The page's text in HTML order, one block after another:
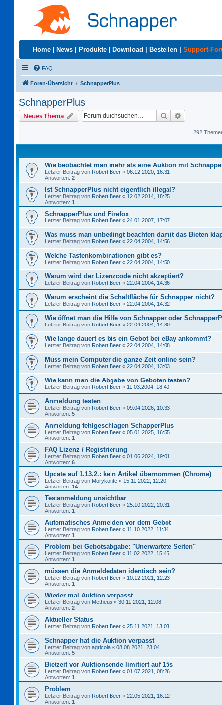
Home News Produkte Download Bestellen Support-
FAQ
Foren-Übersicht SchnapperPlus
SchnapperPlus
Neues Thema Suche
292
Wie beobachtet man mehr als eine Auktion mit
Letzter Beitrag von Robert Beer « 06.12.2020, 16:31
Antworten: 2
Ist SchnapperPlus nicht eigentlich illegal?
Letzter Beitrag von Robert Beer « 12.02.2014, 18:25
Antworten: 1
SchnapperPlus und Firefox
Letzter Beitrag von Robert Beer « 24.01.2007, 17:07
Was muss man unbedingt beachten damit das Bieten
Letzter Beitrag von Robert Beer « 22.04.2004, 14:56
Welche Tastenkombinationen gibt es?
Letzter Beitrag von Robert Beer « 22.04.2004, 14:50
Warum wird der Lizenzcode nicht akzeptiert?
Letzter Beitrag von Robert Beer « 22.04.2004, 14:36
Warum erscheint die Schaltfläche für Schnapper nicht?
Letzter Beitrag von Robert Beer « 22.04.2004, 14:32
Wie öffnet man die Hilfe von Schnapper oder
Letzter Beitrag von Robert Beer « 22.04.2004, 14:30
Wie lange dauert es bis ein Gebot bei eBay ankommt?
Letzter Beitrag von Robert Beer « 22.04.2004, 14:08
Muss mein Computer die ganze Zeit online sein?
Letzter Beitrag von Robert Beer « 22.04.2004, 13:03
Wie kann man die Abgabe von Geboten testen?
Letzter Beitrag von Robert Beer « 11.03.2004, 18:40
Anmeldung testen
Letzter Beitrag von Robert Beer « 09.04.2026, 10:33
Antworten: 5
Anmeldung fehlgeschlagen SchapperPlus
Letzter Beitrag von Robert Beer « 05.01.2025, 16:55
Antworten: 1
FAQ Lizenz / Registrierung
Letzter Beitrag von Robert Beer « 01.06.2024, 19:01
Antworten: 6
Update auf 1.13.2.: kein Artikel übernommen (Chrome)
Letzter Beitrag von Morykonte « 15.11.2022, 12:20
Antworten: 14
Testanmeldung unsichtbar
Letzter Beitrag von Robert Beer « 25.10.2022, 20:31
Antworten: 1
Automatisches Anmelden vor dem Gebot
Letzter Beitrag von Robert Beer « 11.10.2022, 11:34
Antworten: 1
Problem bei Gebotsabgabe: "Unerwartete Seiten"
Letzter Beitrag von Robert Beer « 11.02.2022, 15:45
Antworten: 1
müssen die Anmeldedaten identisch sein?
Letzter Beitrag von Robert Beer « 10.12.2021, 12:23
Antworten: 1
Wieder mal Auktion verpasst...
Letzter Beitrag von Metheus « 30.11.2021, 12:08
Antworten: 2
Aktueller Status
Letzter Beitrag von Robert Beer « 25.11.2021, 13:03
Schnapper hat die Auktion verpasst
Letzter Beitrag von agricola « 08.08.2021, 23:04
Antworten: 5
Bietzeit vor Auktionsende limitiert auf 15s
Letzter Beitrag von Robert Beer « 01.07.2021, 08:26
Antworten: 1
Problem
Letzter Beitrag von Robert Beer « 22.05.2021, 16:12
Antworten: 1